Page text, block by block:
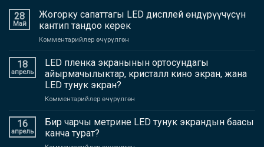
28
Май
Жогорку сапаттагы LED дисплей өндүрүүчүсүн
кантип тандоо керек
Комментарийлер өчүрүлгөн
сапаттагы
дисплей
кантип
керек
18
апрель
LED пленка экранынын ортосундагы
айырмачылыктар, кристалл кино экран, жана
LED тунук экран?
Комментарийлер өчүрүлгөн
пленка
экранынын
16
апрель
Бир чарчы метрине LED тунук экрандын баасы
канча турат?